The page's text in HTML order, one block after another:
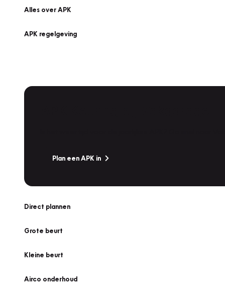
Alles over APK
APK regelgeving
Plan een APK in
Direct plannen
Grote beurt
Kleine beurt
Airco onderhoud